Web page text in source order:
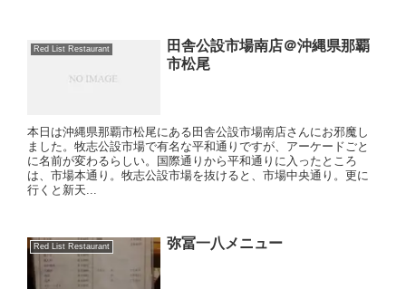
Red List Restaurant
田舎公設市場南店＠沖縄県那覇
市松尾
本日は沖縄県那覇市松尾にある田舎公設市場南店さんにお邪魔し
ました。牧志公設市場で有名な平和通りですが、アーケードごと
に名前が変わるらしい。国際通りから平和通りに入ったところ
は、市場本通り。牧志公設市場を抜けると、市場中央通り。更に
行くと新天...
Red List Restaurant 弥冨一八メニュー